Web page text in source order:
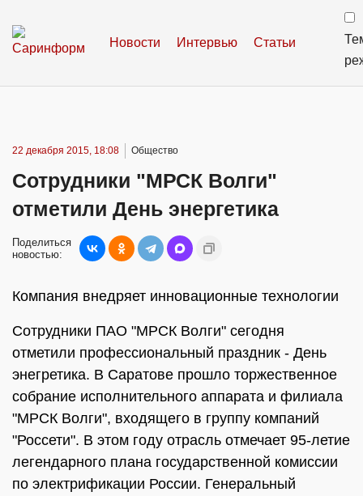
Новости Интервью Статьи
22 декабря 2015, 18:08 Общество
Сотрудники "МРСК Волги"
отметили День энергетика
Поделиться
новостью:
Компания внедряет инновационные технологии
Сотрудники ПАО "МРСК Волги" сегодня
отметили профессиональный праздник - День
энегретика. В Саратове прошло торжественное
собрание исполнительного аппарата и филиала
"МРСК Волги", входящего в группу компаний
"Россети". В этом году отрасль отмечает 95-летие
легендарного плана государственной комиссии
по электрификации России. Генеральный